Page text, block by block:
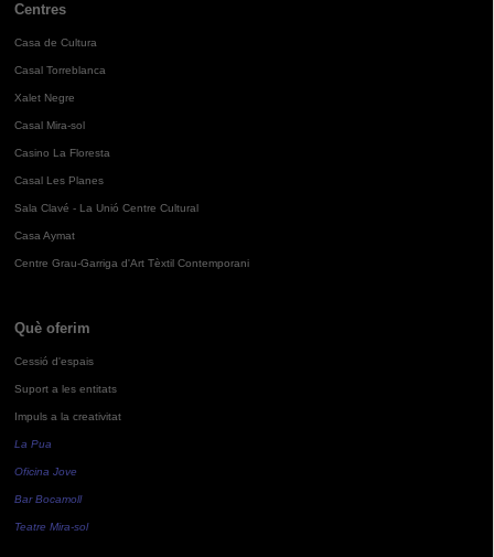
Centres
Casa de Cultura
Casal Torreblanca
Xalet Negre
Casal Mira-sol
Casino La Floresta
Casal Les Planes
Sala Clavé - La Unió Centre Cultural
Casa Aymat
Centre Grau-Garriga d'Art Tèxtil Contemporani
Què oferim
Cessió d'espais
Suport a les entitats
Impuls a la creativitat
La Pua
Oficina Jove
Bar Bocamoll
Teatre Mira-sol